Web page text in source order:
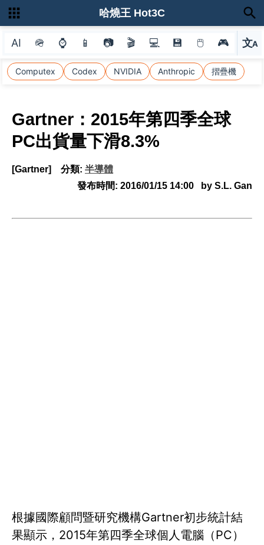
AI 🪖 ⌚ 📱 📷 🎬 💻 💾 🖱 🎮 文A
選
Computex Codex NVIDIA Anthropic 摺疊機
哈燒王 Hot3C
Gartner：2015年第四季全球
PC出貨量下滑8.3%
[Gartner] 分類: 半導體
發布時間: 2016/01/15 14:00 by S.L. Gan
根據國際顧問暨研究機構Gartner初步統計結
果顯示，2015年第四季全球個人電腦（PC）